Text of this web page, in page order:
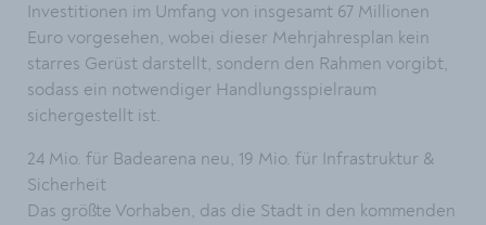
Investitionen im Umfang von insgesamt 67 Millionen
Euro vorgesehen, wobei dieser Mehrjahresplan kein
starres Gerüst darstellt, sondern den Rahmen vorgibt,
sodass ein notwendiger Handlungsspielraum
sichergestellt ist.
24 Mio. für Badearena neu, 19 Mio. für Infrastruktur &
Sicherheit
Das größte Vorhaben, das die Stadt in den kommenden